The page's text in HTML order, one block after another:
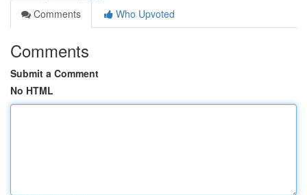
Comments
Who Upvoted
Comments
Submit a Comment
No HTML